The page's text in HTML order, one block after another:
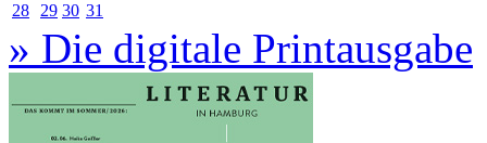
28
29 30 31
» Die digitale Printausgabe